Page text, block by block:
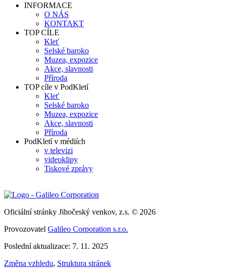
INFORMACE
O NÁS
KONTAKT
TOP CÍLE
Kleť
Selské baroko
Muzea, expozice
Akce, slavnosti
Příroda
TOP cíle v PodKletí
Kleť
Selské baroko
Muzea, expozice
Akce, slavnosti
Příroda
PodKletí v médiích
v televizi
videoklipy
Tiskové zprávy
Oficiální stránky Jihočeský venkov, z.s. © 2026
Provozovatel Galileo Corporation s.r.o.
Poslední aktualizace: 7. 11. 2025
Změna vzhledu, Struktura stránek